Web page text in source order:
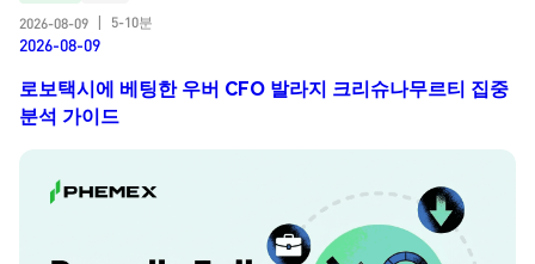
2026-08-09
5-10분
2026-08-09
로보택시에 베팅한 우버 CFO 발라지 크리슈나무르티 집중
분석 가이드